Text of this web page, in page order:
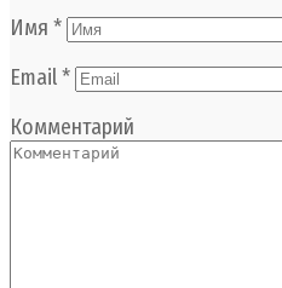
Имя *
Email*
Комментарий